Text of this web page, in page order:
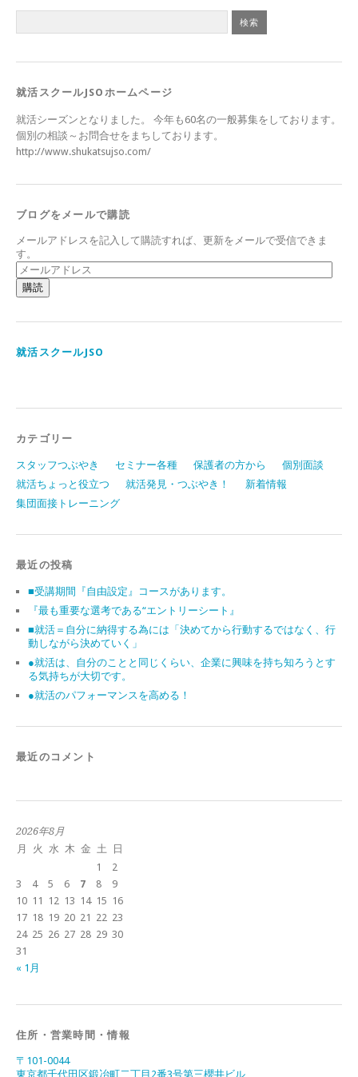
就活スクールJSOホームページ
就活シーズンとなりました。 今年も60名の一般募集をしております。
個別の相談～お問合せをまちしております。
http://www.shukatsujso.com/
ブログをメールで購読
メールアドレスを記入して購読すれば、更新をメールで受信できま
す。
メ
ー
ル
ド
ス
就活スクールJSO
カテゴリー
スタッフつぶやき セミナー各種 保護者の方から
個別面談
就活ちょっと役立つ
就活発見・つぶやき！
新着情報
集団面接トレーニング
最近の投稿
■受講期間『自由設定』コースがあります。
『最も重要な選考である“エントリーシート』
■就活＝自分に納得する為には「決めてから行動するではなく、行
動しながら決めていく」
●就活は、自分のことと同じくらい、企業に興味を持ち知ろうとす
る気持ちが大切です。
●就活のパフォーマンスを高める！
最近のコメント
2026年8月
月
火 水 木 金 土 日
« 1月
1
2
3
4 5 6 7 8
9
10 11 12 13 14 15 16
17 18 19 20 21 22 23
24 25 26 27 28 29 30
31
住所・営業時間・情報
〒101-0044
東京都千代田区鍛冶町二丁目2番3号第三櫻井ビル